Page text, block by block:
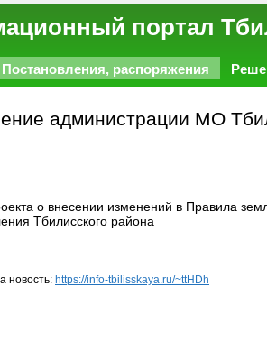
Постановления, распоряжения
администрации МО
о внесении изменений в Правила
Тбилисского района
новость: https://info-tbilisskaya.ru/~ttHDh